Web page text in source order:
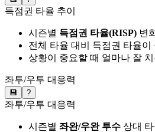
득점권 타율 추이
시즌별 득점권 타율(RISP) 변
전체 타율 대비 득점권 타율이
상황이 중요할 때 얼마나 잘
좌투/우투 대응력
💾 ?
좌투/우투 대응력
시즌별 좌완/우완 투수 상대